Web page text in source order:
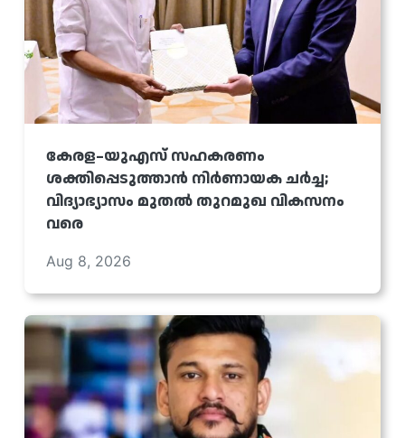
കേരള–യുഎസ് സഹകരണം
ശക്തിപ്പെടുത്താൻ നിർണായക ചർച്ച;
വിദ്യാഭ്യാസം മുതൽ തുറമുഖ വികസനം
വരെ
Aug 8, 2026